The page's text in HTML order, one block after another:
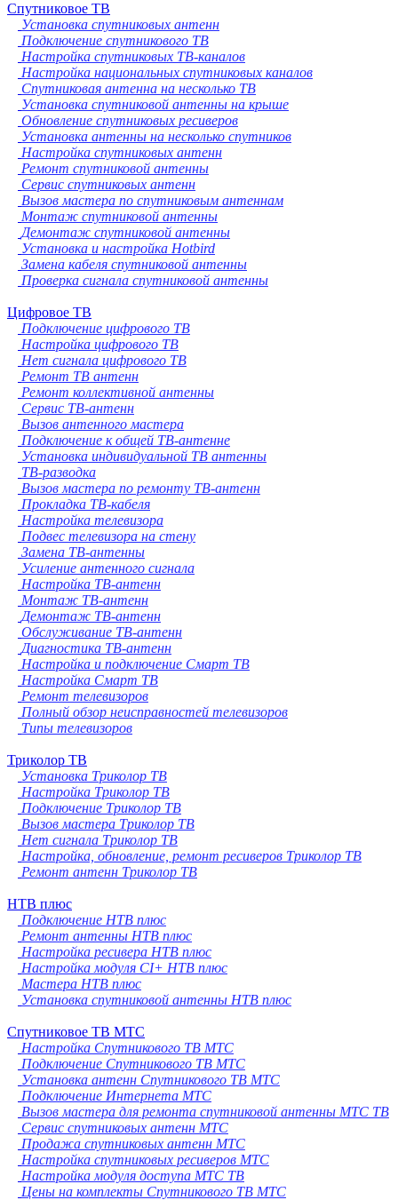
Спутниковое ТВ
Установка спутниковых антенн
Подключение спутникового ТВ
Настройка спутниковых ТВ-каналов
Настройка национальных спутниковых каналов
Спутниковая антенна на несколько ТВ
Установка спутниковой антенны на крыше
Обновление спутниковых ресиверов
Установка антенны на несколько спутников
Настройка спутниковых антенн
Ремонт спутниковой антенны
Сервис спутниковых антенн
Вызов мастера по спутниковым антеннам
Монтаж спутниковой антенны
Демонтаж спутниковой антенны
Установка и настройка Hotbird
Замена кабеля спутниковой антенны
Проверка сигнала спутниковой антенны
Цифровое ТВ
Подключение цифрового ТВ
Настройка цифрового ТВ
Нет сигнала цифрового ТВ
Ремонт ТВ антенн
Ремонт коллективной антенны
Сервис ТВ-антенн
Вызов антенного мастера
Подключение к общей ТВ-антенне
Установка индивидуальной ТВ антенны
ТВ-разводка
Вызов мастера по ремонту ТВ-антенн
Прокладка ТВ-кабеля
Настройка телевизора
Подвес телевизора на стену
Замена ТВ-антенны
Усиление антенного сигнала
Настройка ТВ-антенн
Монтаж ТВ-антенн
Демонтаж ТВ-антенн
Обслуживание ТВ-антенн
Диагностика ТВ-антенн
Настройка и подключение Смарт ТВ
Настройка Смарт ТВ
Ремонт телевизоров
Полный обзор неисправностей телевизоров
Типы телевизоров
Триколор ТВ
Установка Триколор ТВ
Настройка Триколор ТВ
Подключение Триколор ТВ
Вызов мастера Триколор ТВ
Нет сигнала Триколор ТВ
Настройка, обновление, ремонт ресиверов Триколор ТВ
Ремонт антенн Триколор ТВ
НТВ плюс
Подключение НТВ плюс
Ремонт антенны НТВ плюс
Настройка ресивера НТВ плюс
Настройка модуля CI+ НТВ плюс
Мастера НТВ плюс
Установка спутниковой антенны НТВ плюс
Спутниковое ТВ МТС
Настройка Спутникового ТВ МТС
Подключение Спутникового ТВ МТС
Установка антенн Спутникового ТВ МТС
Подключение Интернета МТС
Вызов мастера для ремонта спутниковой антенны МТС ТВ
Сервис спутниковых антенн МТС
Продажа спутниковых антенн МТС
Настройка спутниковых ресиверов МТС
Настройка модуля доступа МТС ТВ
Цены на комплекты Спутникового ТВ МТС